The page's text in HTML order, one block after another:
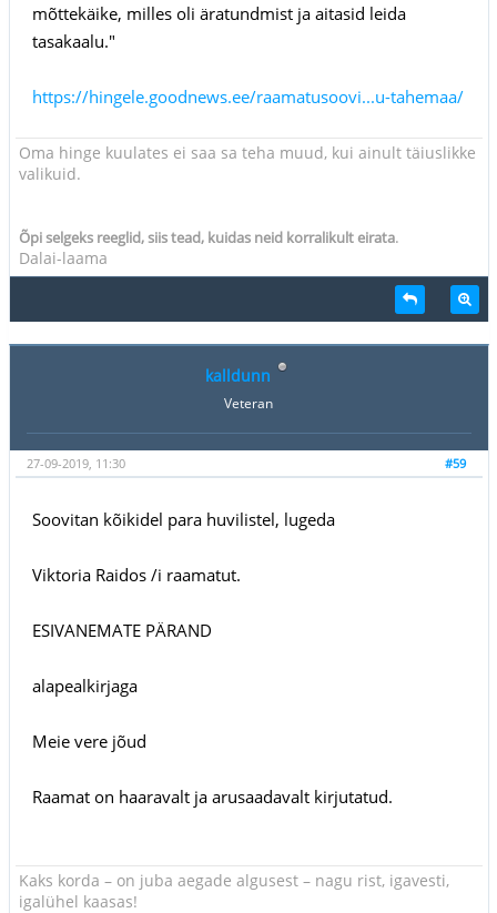
mõttekäike, milles oli äratundmist ja aitasid leida
tasakaalu."
https://hingele.goodnews.ee/raamatusoovi...u-tahemaa/
Oma hinge kuulates ei saa sa teha muud, kui ainult täiuslikke
valikuid.
Õpi selgeks reeglid, siis tead, kuidas neid korralikult eirata.
Dalai-laama
kalldunn
Veteran
#59
27-09-2019, 11:30
Soovitan kõikidel para huvilistel, lugeda
Viktoria Raidos /i raamatut.
ESIVANEMATE PÄRAND
alapealkirjaga
Meie vere jõud
Raamat on haaravalt ja arusaadavalt kirjutatud.
Kaks korda – on juba aegade algusest – nagu rist, igavesti,
igalühel kaasas!